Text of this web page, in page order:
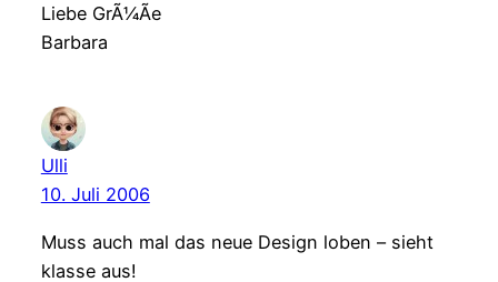
Liebe GrÃ¼Ãe
Barbara
Ulli
10. Juli 2006
Muss auch mal das neue Design loben – sieht
klasse aus!